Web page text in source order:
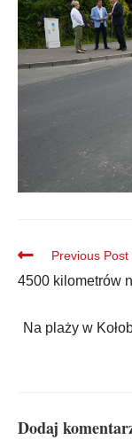
Previous Post
4500 kilometrów
Na plaży w
Dodaj